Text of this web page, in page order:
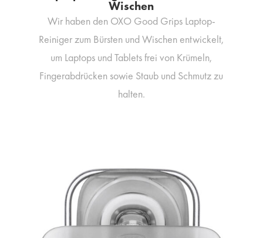
Wischen
Wir haben den OXO Good Grips Laptop-
Reiniger zum Bürsten und Wischen entwickelt,
um Laptops und Tablets frei von Krümeln,
Fingerabdrücken sowie Staub und Schmutz zu
halten.